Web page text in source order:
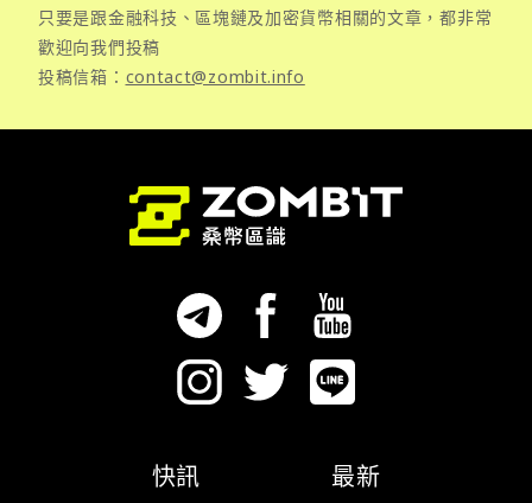
只要是跟金融科技、區塊鏈及加密貨幣相關的文章，都非常
歡迎向我們投稿
投稿信箱： contact@zombit.info
快訊
最新